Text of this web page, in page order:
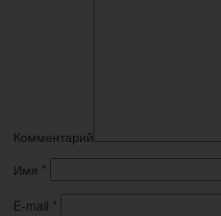
Комментарий
Имя *
E-mail *